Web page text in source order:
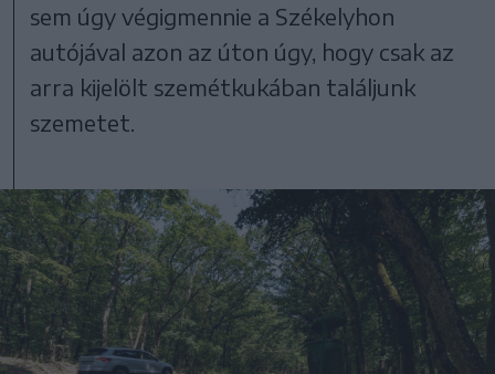
sem úgy végigmennie a Székelyhon
autójával azon az úton úgy, hogy csak az
arra kijelölt szemétkukában találjunk
szemetet.